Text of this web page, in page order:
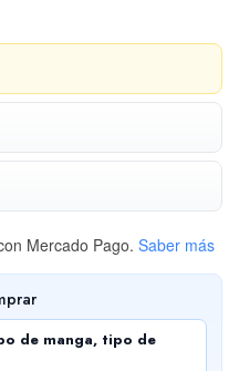
Mercado Pago. Saber más
de manga, tipo de